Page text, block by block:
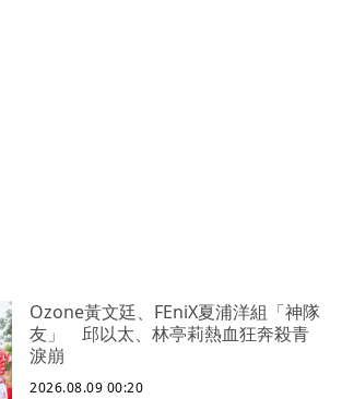
Ozone黃文廷、FEniX夏浦洋組「神隊
友」 邱以太、林亭莉熱血狂奔殺青
淚崩
2026.08.09 00:20